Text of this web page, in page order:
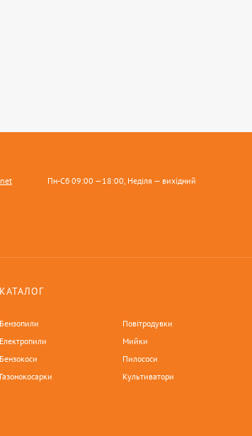
Пн-Сб 09:00 —18:00, Неділя — вихідний
КАТАЛОГ
Бензопили
Електропили
Бензокоси
Газонокосарки
Повітродувки
Мийки
Пилососи
Культиватори